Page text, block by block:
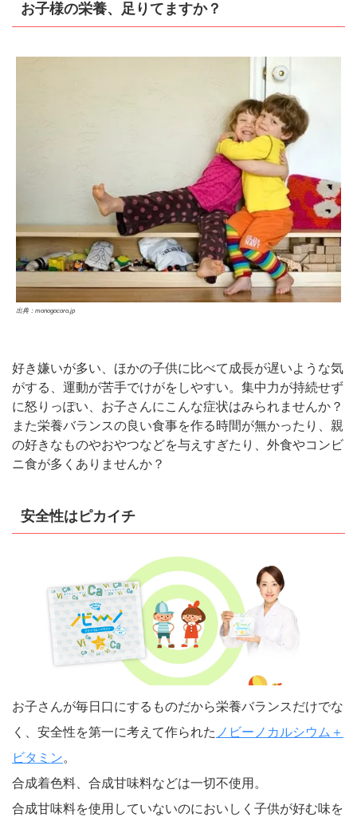
お子様の栄養、足りてますか？
出典：monogocoro.jp
好き嫌いが多い、ほかの子供に比べて成長が遅いような気
がする、運動が苦手でけがをしやすい。集中力が持続せず
に怒りっぽい、お子さんにこんな症状はみられませんか？
また栄養バランスの良い食事を作る時間が無かったり、親
の好きなものやおやつなどを与えすぎたり、外食やコンビ
ニ食が多くありませんか？
安全性はピカイチ
お子さんが毎日口にするものだから栄養バランスだけでな
く、安全性を第一に考えて作られた ノビーノカルシウム＋
ビタミン。
合成着色料、合成甘味料などは一切不使用。
合成甘味料を使用していないのにおいしく子供が好む味を